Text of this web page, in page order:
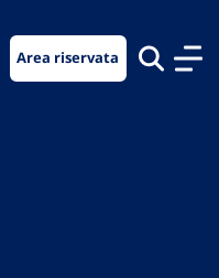
Area riservata